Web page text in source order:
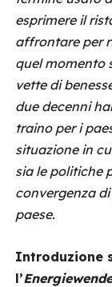
esprimere il
affrontare per
quel momento
vette di
due decenni
traino per i
situazione in
sia le politiche
convergenza
paese.
Introduzione
l’Energiewende